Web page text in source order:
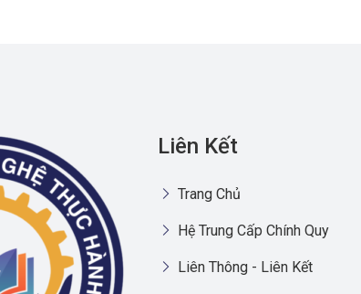
Liên Kết
Trang Chủ
Hệ Trung Cấp Chính Quy
Liên Thông - Liên Kết